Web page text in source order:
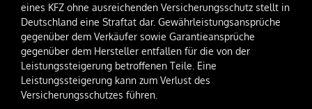
eines KFZ ohne ausreichenden Versicherungsschutz stellt in
Deutschland eine Straftat dar. Gewährleistungsansprüche
gegenüber dem Verkäufer sowie Garantieansprüche
gegenüber dem Hersteller entfallen für die von der
Leistungssteigerung betroffenen Teile. Eine
Leistungssteigerung kann zum Verlust des
Versicherungsschutzes führen.